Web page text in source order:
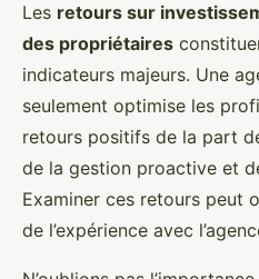
Les retours sur
des propriétaires
indicateurs majeurs. Une
seulement optimise les
retours positifs de la part
de la gestion proactive et
Examiner ces retours peut
de l’expérience avec